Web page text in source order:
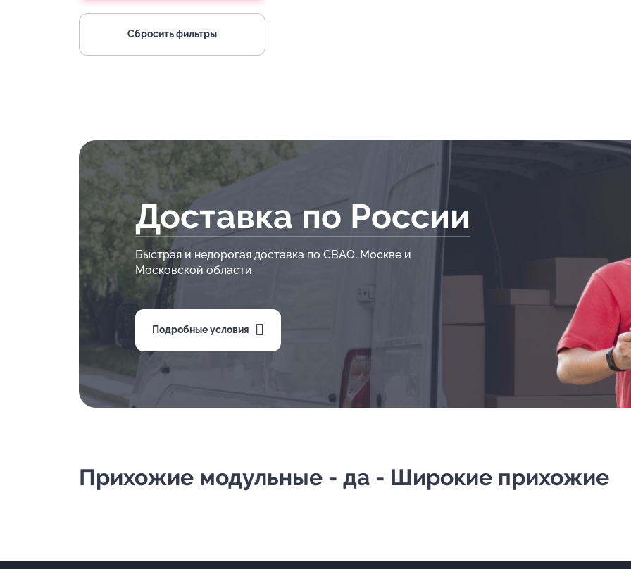
Сбросить фильтры
Доставка по России
Быстрая и недорогая доставка по СВАО, Москве и
Московской области
Подробные условия
Прихожие модульные - да - Широкие прихожие